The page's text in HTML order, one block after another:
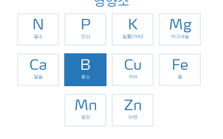
N
질소
P
인산
K
칼륨(가리)
Mg
마그네슘
Ca
칼슘
B
붕소
Cu
구리
Fe
철
Mn
망간
Zn
아연